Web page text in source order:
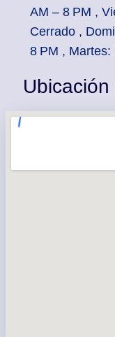
AM – 8 PM ,
Cerrado ,
8 PM ,